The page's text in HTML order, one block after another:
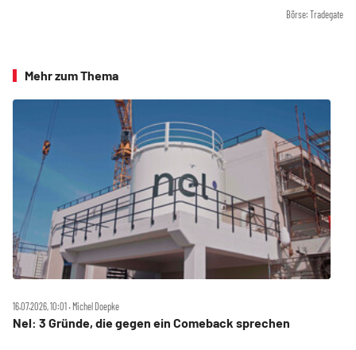
Börse: Tradegate
Mehr zum Thema
16.07.2026, 10:01 ‧ Michel Doepke
Nel: 3 Gründe, die gegen ein Comeback sprechen